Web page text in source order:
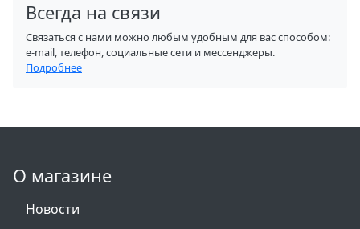
Всегда на связи
Связаться с нами можно любым удобным для вас способом:
e-mail, телефон, социальные сети и мессенджеры.
Подробнее
О магазине
Новости